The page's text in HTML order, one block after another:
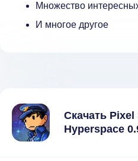
Множество
И многое другое
Скачать
Hyperspace